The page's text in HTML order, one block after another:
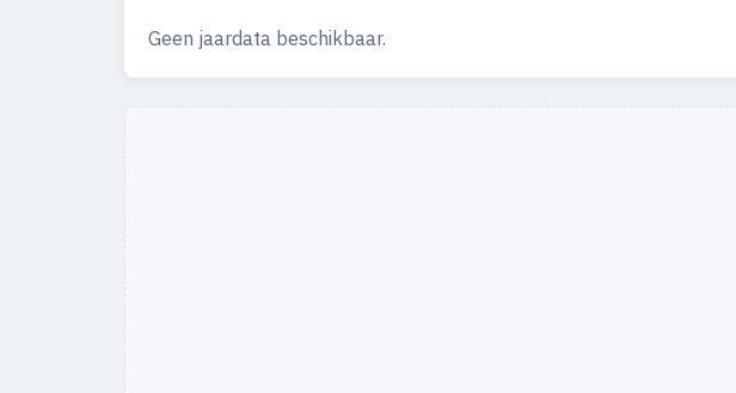
1971 29
Geen jaardata beschikbaar.